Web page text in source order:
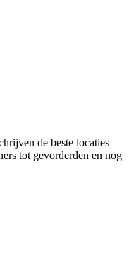
de beste locaties
tot gevorderden en nog